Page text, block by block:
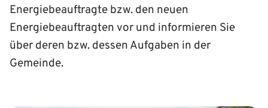
Energiebeauftragte bzw. den neuen
Energiebeauftragten vor und informieren Sie
über deren bzw. dessen Aufgaben in der
Gemeinde.